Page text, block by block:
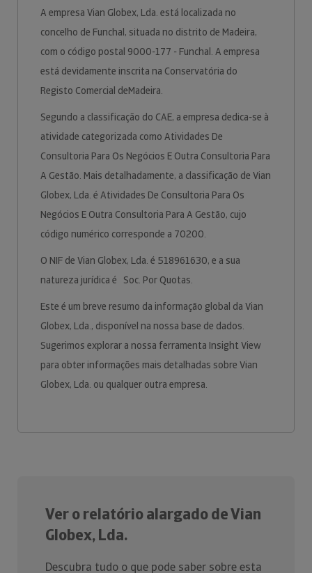
A empresa Vian Globex, Lda. está localizada no
concelho de Funchal, situada no distrito de Madeira,
com o código postal 9000-177 - Funchal. A empresa
está devidamente inscrita na Conservatória do
Registo Comercial deMadeira.
Segundo a classificação do CAE, a empresa dedica-se à
atividade categorizada como Atividades De
Consultoria Para Os Negócios E Outra Consultoria Para
A Gestão. Mais detalhadamente, a classificação de Vian
Globex, Lda. é Atividades De Consultoria Para Os
Negócios E Outra Consultoria Para A Gestão, cujo
código numérico corresponde a 70200.
O NIF de Vian Globex, Lda. é 518961630, e a sua
natureza jurídica é Soc. Por Quotas.
Este é um breve resumo da informação global da Vian
Globex, Lda., disponível na nossa base de dados.
Sugerimos explorar a nossa ferramenta Insight View
para obter informações mais detalhadas sobre Vian
Globex, Lda. ou qualquer outra empresa.
Ver o relatório alargado de Vian
Globex, Lda.
Descubra tudo o que pode saber sobre esta